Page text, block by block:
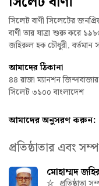
সিলেট বাণী সিলেটের
বাণী তার যাত্রা শুরু করে
জহিরুল হক চৌধুরী, বর্তমান
আমাদের ঠিকানা
৪৪ রাজা ম্যানশন জিন্দাবাজার
সিলেট ৩১০০ বাংলাদেশ
আমাদের অনুসরণ করুন:
প্রতিষ্ঠাতার এবং
মোহাম্মদ